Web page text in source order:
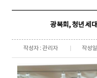
광복회, 청년 세
작성자 : 관리자 작성